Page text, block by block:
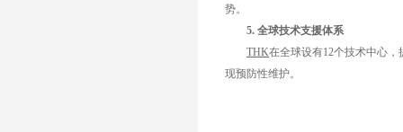
势。
5. 全球技术支援体系
THK在全球设有12个技术中心
现预防性维护。